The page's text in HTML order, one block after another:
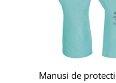
Manusi de